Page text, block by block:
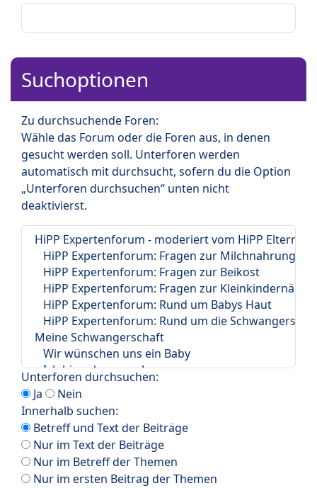
Suchoptionen
Zu durchsuchende Foren:
Wähle das Forum oder die Foren aus, in denen
gesucht werden soll. Unterforen werden
automatisch mit durchsucht, sofern du die Option
„Unterforen durchsuchen“ unten nicht
deaktivierst.
Unterforen durchsuchen:
Ja
Nein
Innerhalb suchen:
Betreff und Text der Beiträge
Nur im Text der Beiträge
Nur im Betreff der Themen
Nur im ersten Beitrag der Themen